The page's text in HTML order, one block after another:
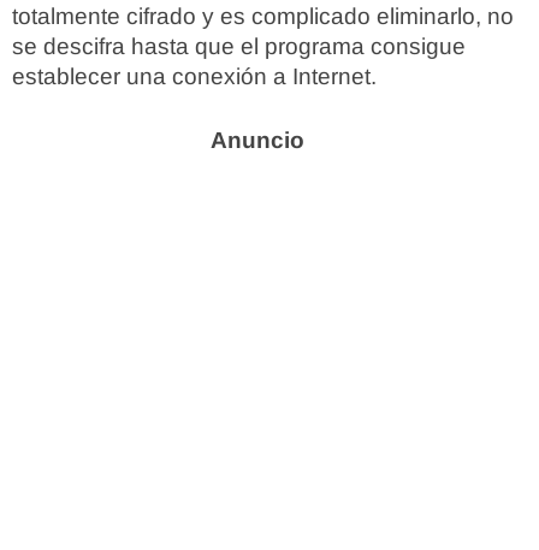
totalmente cifrado y es complicado eliminarlo, no
se descifra hasta que el programa consigue
establecer una conexión a Internet.